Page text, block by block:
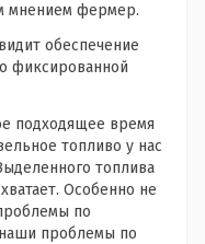
мнением фермер.
обеспечение
фиксированной
подходящее время
топливо у нас
топлива
Особенно не
по
проблемы по